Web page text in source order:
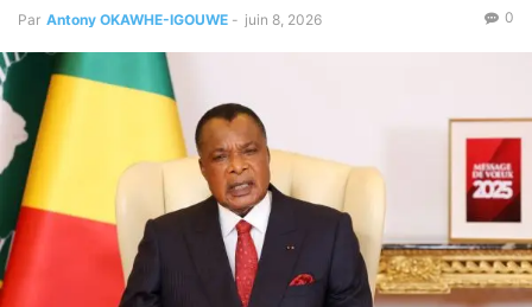
Par Antony OKAWHE-IGOUWE - juin 8, 2026 0